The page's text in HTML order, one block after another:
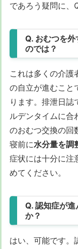
であろう疑問に、
Q. おむつを
のでは？
これは多くの介護
の自立が進むこと
ります。排泄日誌
ルデンタイムに合
のおむつ交換の回
寝前に水分量を調
症状には十分に注
めてください。
Q. 認知症が
か？
はい、可能です。